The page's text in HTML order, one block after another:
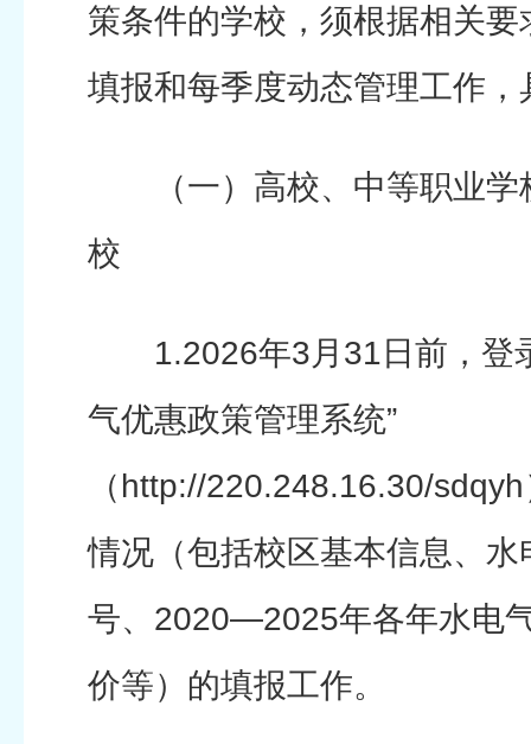
策条件的学校，须根据相关
填报和每季度动态管理工作，
（一）高校、中等职业学
校
1.2026年3月31日前，登
气优惠政策管理系统”
（http://220.248.16.30/
情况（包括校区基本信息、
号、2020—2025年各年水电
价等）的填报工作。